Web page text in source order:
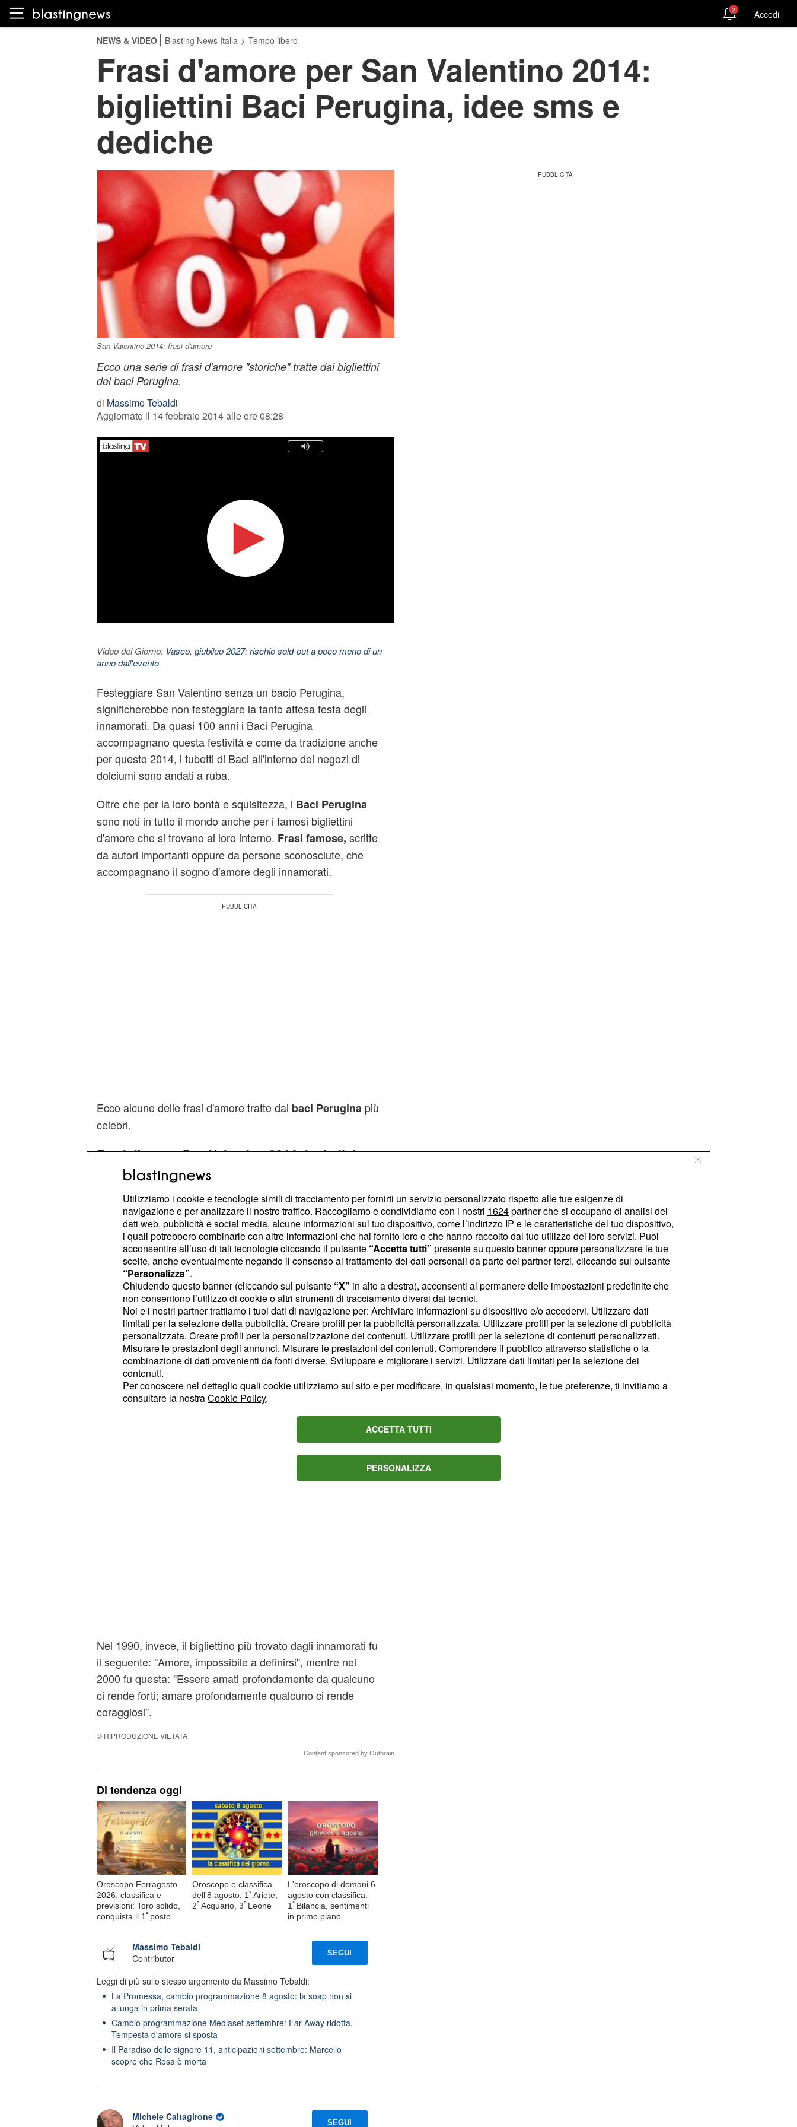
2 Accedi
NEWS & VIDEO Blasting News Italia > Tempo libero
Frasi d'amore per San Valentino 2014:
bigliettini Baci Perugina, idee sms e
dediche
San Valentino 2014: frasi d'amore
Ecco una serie di frasi d'amore "storiche" tratte dai bigliettini
dei baci Perugina.
di Massimo Tebaldi
Aggiornato il 14 febbraio 2014 alle ore 08:28
Video del Giorno: Vasco, giubileo 2027: rischio sold-out a poco meno di un
anno dall'evento
Festeggiare San Valentino senza un bacio Perugina,
significherebbe non festeggiare la tanto attesa festa degli
innamorati. Da quasi 100 anni i Baci Perugina
accompagnano questa festività e come da tradizione anche
per questo 2014, i tubetti di Baci all'interno dei negozi di
dolciumi sono andati a ruba.
Oltre che per la loro bontà e squisitezza, i Baci Perugina
sono noti in tutto il mondo anche per i famosi bigliettini
d'amore che si trovano al loro interno. Frasi famose, scritte
da autori importanti oppure da persone sconosciute, che
accompagnano il sogno d'amore degli innamorati.
Ecco alcune delle frasi d'amore tratte dai baci Perugina più
celebri.
Frasi d'amore San Valentino 2014: le dediche
dei Baci Perugina
Una delle prime frasi inserite all'interno del cioccolatino,
risalente al 1920 è la seguente: " La memoria non
dimentica il bacio promesso, ma il ricordo del bacio
ricevuto è presto perduta".
Nel 1930, invece, la frase più gettonata fu la seguente: "un
bacio è una pazzia", semplice e diretta. Nel 1940, invece, la
maggior parte dei bigliettini dei baci conteneva questa frase:
"Bacio: amore, fedeltà, amicizia, affetto".
"ogni grande amore comincia con un Bacio" era la frase dei
Baci del 1950, mentre nel 1960, la frase scelta come
simbolo dei Baci, fu la seguente:"Il bacio un apostrofo
Nel 1990, invece, il bigliettino più trovato dagli innamorati fu
il seguente: "Amore, impossibile a definirsi", mentre nel
2000 fu questa: "Essere amati profondamente da qualcuno
ci rende forti; amare profondamente qualcuno ci rende
coraggiosi".
© RIPRODUZIONE VIETATA
Content sponsored by Outbrain
Di tendenza oggi
Oroscopo Ferragosto
2026, classifica e
previsioni: Toro solido,
conquista il 1ﾟposto
Oroscopo e classifica
dell'8 agosto: 1ﾟAriete,
2ﾟAcquario, 3ﾟLeone
L'oroscopo di domani 6
agosto con classifica:
1ﾟBilancia, sentimenti
in primo piano
Massimo Tebaldi
Contributor
SEGUI
Leggi di più sullo stesso argomento da Massimo Tebaldi:
La Promessa, cambio programmazione 8 agosto: la soap non si
allunga in prima serata
Cambio programmazione Mediaset settembre: Far Away ridotta,
Tempesta d'amore si sposta
Il Paradiso delle signore 11, anticipazioni settembre: Marcello
scopre che Rosa è morta
Michele Caltagirone
SEGUI
Utilizziamo i cookie e tecnologie simili di tracciamento per fornirti un servizio personalizzato rispetto alle tue esigenze di
navigazione e per analizzare il nostro traffico. Raccogliamo e condividiamo con i nostri 1624partner che si occupano di analisi dei
dati web, pubblicità e social media, alcune informazioni sul tuo dispositivo, come l’indirizzo IP e le caratteristiche del tuo dispositivo,
i quali potrebbero combinarle con altre informazioni che hai fornito loro o che hanno raccolto dal tuo utilizzo dei loro servizi. Puoi
acconsentire all’uso di tali tecnologie cliccando il pulsante “Accetta tutti” presente su questo banner oppure personalizzare le tue
scelte, anche eventualmente negando il consenso al trattamento dei dati personali da parte dei partner terzi, cliccando sul pulsante
“Personalizza”.
Chiudendo questo banner (cliccando sul pulsante “X” in alto a destra), acconsenti al permanere delle impostazioni predefinite che
non consentono l’utilizzo di cookie o altri strumenti di tracciamento diversi dai tecnici.
Noi e i nostri partner trattiamo i tuoi dati di navigazione per: Archiviare informazioni su dispositivo e/o accedervi. Utilizzare dati
limitati per la selezione della pubblicità. Creare profili per la pubblicità personalizzata. Utilizzare profili per la selezione di pubblicità
personalizzata. Creare profili per la personalizzazione dei contenuti. Utilizzare profili per la selezione di contenuti personalizzati.
Misurare le prestazioni degli annunci. Misurare le prestazioni dei contenuti. Comprendere il pubblico attraverso statistiche o la
combinazione di dati provenienti da fonti diverse. Sviluppare e migliorare i servizi. Utilizzare dati limitati per la selezione dei
contenuti.
Per conoscere nel dettaglio quali cookie utilizziamo sul sito e per modificare, in qualsiasi momento, le tue preferenze, ti invitiamo a
consultare la nostraCookie Policy.
ACCETTA TUTTI
PERSONALIZZA